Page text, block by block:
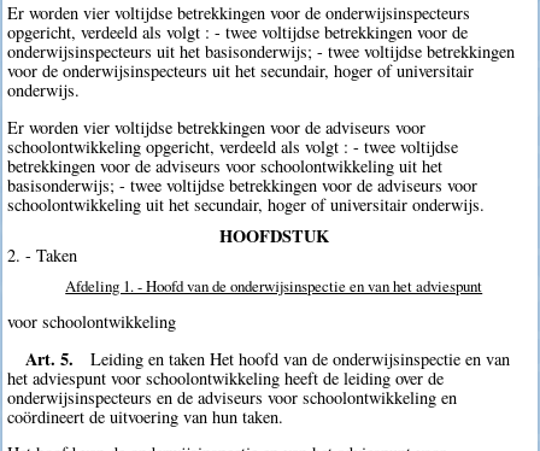
Er worden vier voltijdse betrekkingen voor de onderwijsinspecteurs
opgericht, verdeeld als volgt : - twee voltijdse betrekkingen voor de
onderwijsinspecteurs uit het basisonderwijs; - twee voltijdse betrekkingen
voor de onderwijsinspecteurs uit het secundair, hoger of universitair
onderwijs.
Er worden vier voltijdse betrekkingen voor de adviseurs voor
schoolontwikkeling opgericht, verdeeld als volgt : - twee voltijdse
betrekkingen voor de adviseurs voor schoolontwikkeling uit het
basisonderwijs; - twee voltijdse betrekkingen voor de adviseurs voor
schoolontwikkeling uit het secundair, hoger of universitair onderwijs.
HOOFDSTUK
2. - Taken
Afdeling 1. - Hoofd van de onderwijsinspectie en van het adviespunt
voor schoolontwikkeling
Art. 5.
Leiding en taken Het hoofd van de onderwijsinspectie en van
het adviespunt voor schoolontwikkeling heeft de leiding over de
onderwijsinspecteurs en de adviseurs voor schoolontwikkeling en
coördineert de uitvoering van hun taken.